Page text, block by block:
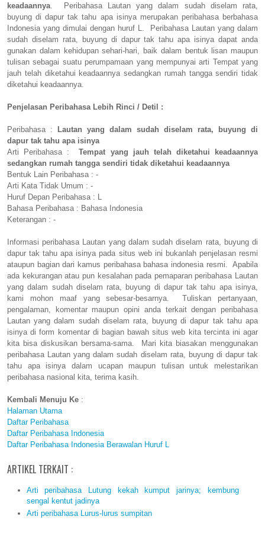
keadaannya. Peribahasa Lautan yang dalam sudah diselam rata,
buyung di dapur tak tahu apa isinya merupakan peribahasa berbahasa
Indonesia yang dimulai dengan huruf L. Peribahasa Lautan yang dalam
sudah diselam rata, buyung di dapur tak tahu apa isinya dapat anda
gunakan dalam kehidupan sehari-hari, baik dalam bentuk lisan maupun
tulisan sebagai suatu perumpamaan yang mempunyai arti Tempat yang
jauh telah diketahui keadaannya sedangkan rumah tangga sendiri tidak
diketahui keadaannya.
Penjelasan Peribahasa Lebih Rinci / Detil :
Peribahasa :
Lautan yang dalam sudah diselam rata, buyung di
dapur tak tahu apa isinya
Arti Peribahasa :Tempat yang jauh telah diketahui keadaannya
sedangkan rumah tangga sendiri tidak diketahui keadaannya
Bentuk Lain Peribahasa : -
Arti Kata Tidak Umum : -
Huruf Depan Peribahasa : L
Bahasa Peribahasa : Bahasa Indonesia
Keterangan : -
Informasi peribahasa Lautan yang dalam sudah diselam rata, buyung di
dapur tak tahu apa isinya pada situs web ini bukanlah penjelasan resmi
ataupun bagian dari kamus peribahasa bahasa indonesia resmi. Apabila
ada kekurangan atau pun kesalahan pada pemaparan peribahasa Lautan
yang dalam sudah diselam rata, buyung di dapur tak tahu apa isinya,
kami mohon maaf yang sebesar-besarnya. Tuliskan pertanyaan,
pengalaman, komentar maupun opini anda terkait dengan peribahasa
Lautan yang dalam sudah diselam rata, buyung di dapur tak tahu apa
isinya di form komentar di bagian bawah situs web kita tercinta ini agar
kita bisa diskusikan bersama-sama. Mari kita biasakan menggunakan
peribahasa Lautan yang dalam sudah diselam rata, buyung di dapur tak
tahu apa isinya dalam ucapan maupun tulisan untuk melestarikan
peribahasa nasional kita, terima kasih.
Kembali Menuju Ke :
Halaman Utama
Daftar Peribahasa
Daftar Peribahasa Indonesia
Daftar Peribahasa Indonesia Berawalan Huruf L
ARTIKEL TERKAIT :
Arti peribahasa Lutung kekah kumput jarinya; kembung
sengal kentut jadinya
Arti peribahasa Lurus-lurus sumpitan